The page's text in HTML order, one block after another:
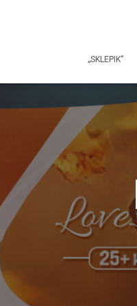
„SKLEPIK”